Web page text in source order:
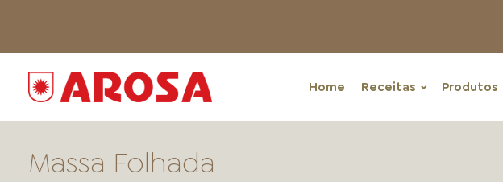
Home Receitas Produtos
Massa Folhada